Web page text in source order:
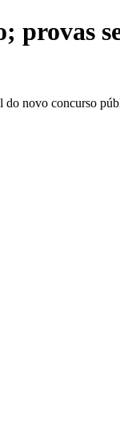
provas
novo concurso